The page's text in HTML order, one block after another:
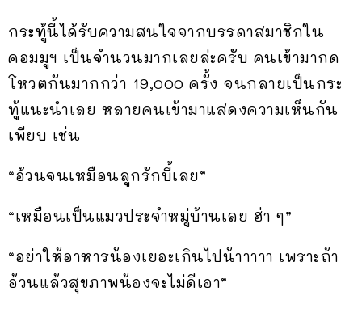
กระทู้นี้ได้รับความสนใจจากบรรดาสมาชิกใน
คอมมูฯ เป็นจำนวนมากเลยล่ะครับ คนเข้ามากด
โหวตกันมากกว่า 19,000 ครั้ง จนกลายเป็นกระ
ทู้แนะนำเลย หลายคนเข้ามาแสดงความเห็นกัน
เพียบ เช่น
“อ้วนจนเหมือนลูกรักบี้เลย”
“เหมือนเป็นแมวประจำหมู่บ้านเลย ฮ่า ๆ”
“อย่าให้อาหารน้องเยอะเกินไปน้าาาาา เพราะถ้า
อ้วนแล้วสุขภาพน้องจะไม่ดีเอา”